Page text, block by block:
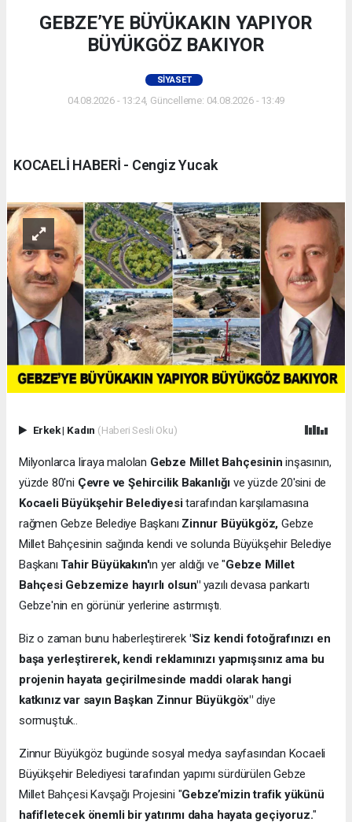
GEBZE’YE BÜYÜKAKIN YAPIYOR
BÜYÜKGÖZ BAKIYOR
SIYASET
04.08.2026 - 13:24, Güncelleme: 04.08.2026 - 13:49
KOCAELİ HABERİ - Cengiz Yucak
Erkek| Kadın (Haberi Sesli Oku)
Milyonlarca liraya malolan Gebze Millet Bahçesinin inşasının,
yüzde 80'ni Çevre ve Şehircilik Bakanlığı ve yüzde 20'sini de
Kocaeli Büyükşehir Belediyesitarafından karşılamasına
rağmen Gebze Belediye Başkanı Zinnur Büyükgöz, Gebze
Millet Bahçesinin sağında kendi ve solunda Büyükşehir Belediye
Başkanı Tahir Büyükakın'ın yer aldığı ve "Gebze Millet
Bahçesi Gebzemize hayırlı olsun"yazılı devasa pankartı
Gebze'nin en görünür yerlerine astırmıştı.
Biz o zaman bunu haberleştirerek "Siz kendi fotoğrafınızı en
başa yerleştirerek, kendi reklamınızı yapmışsınız ama bu
projenin hayata geçirilmesinde maddi olarak hangi
katkınız var sayın Başkan Zinnur Büyükgöx" diye
sormuştuk..
Zinnur Büyükgöz bugünde sosyal medya sayfasından Kocaeli
Büyükşehir Belediyesi tarafından yapımı sürdürülen Gebze
Millet Bahçesi Kavşağı Projesini "Gebze’mizin trafik yükünü
hafifletecek önemli bir yatırımı daha hayata geçiyoruz."